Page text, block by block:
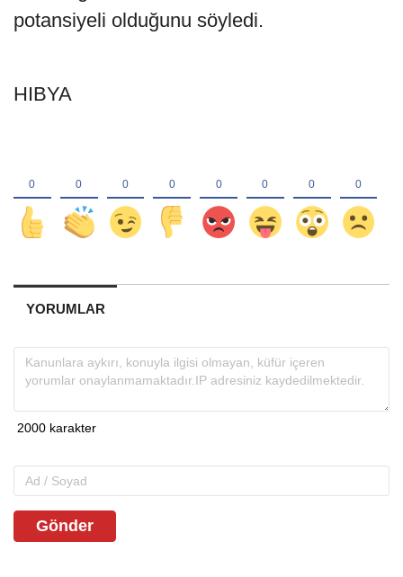
potansiyeli olduğunu söyledi.
HIBYA
YORUMLAR
Gönder